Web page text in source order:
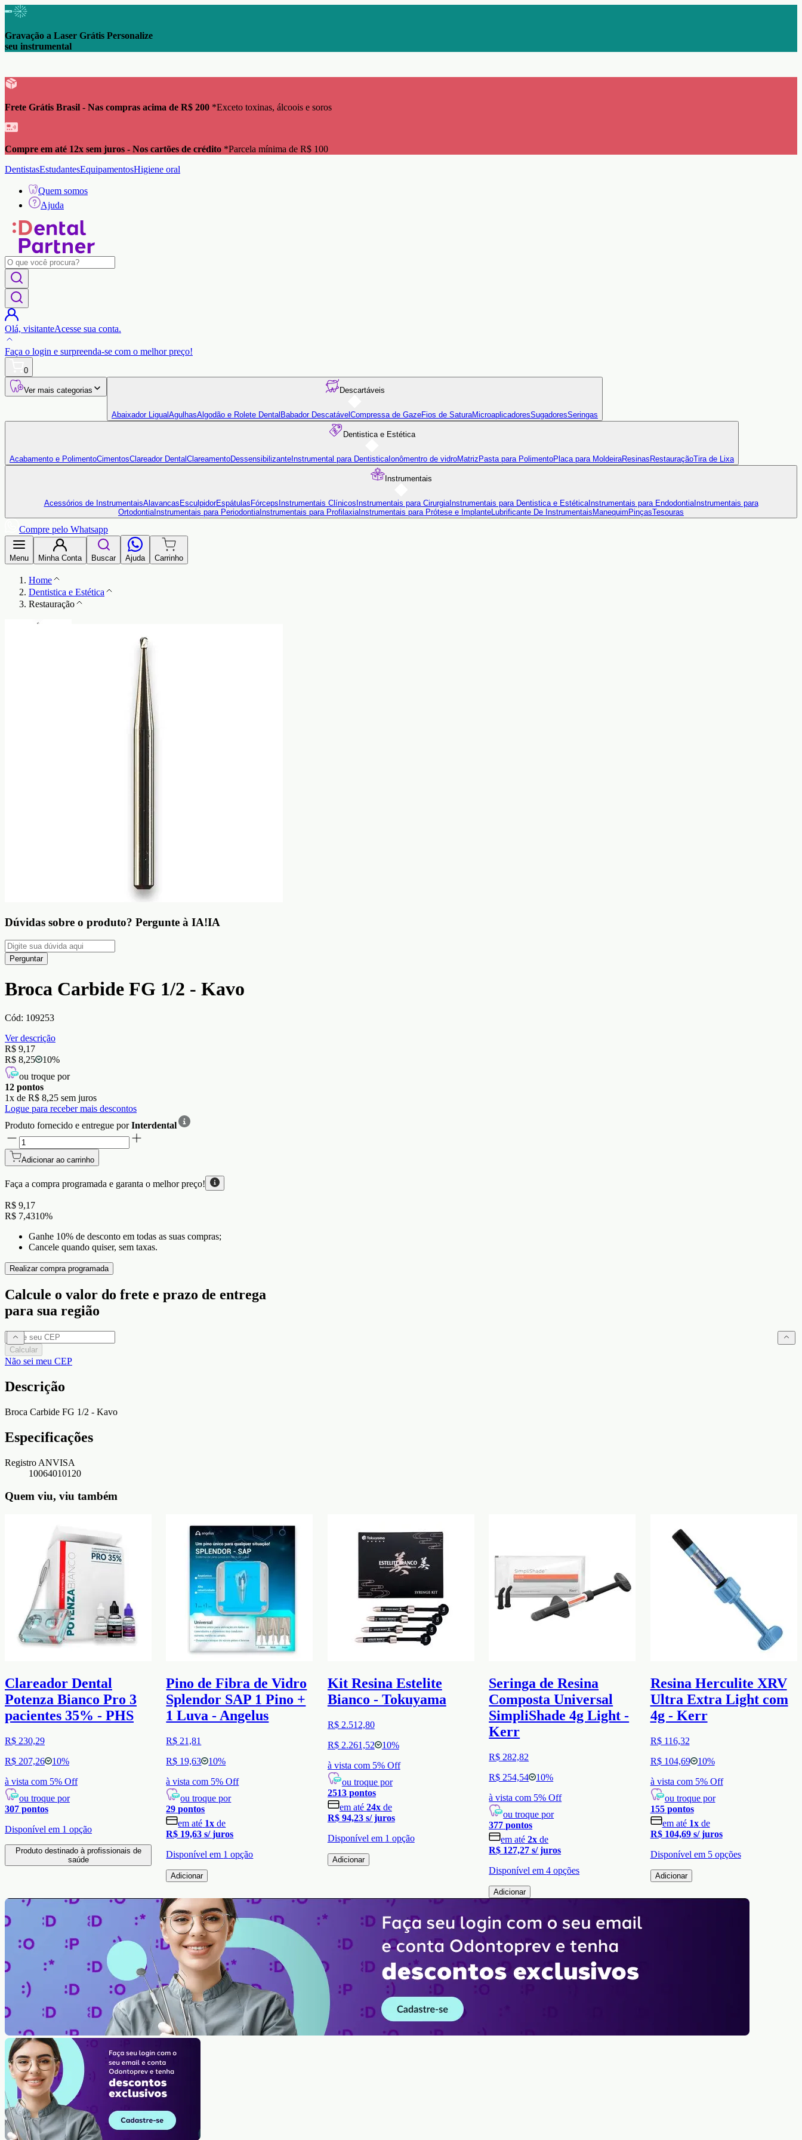
Gravação a Laser Grátis Personalize
seu instrumental
Frete Grátis Brasil - Nas compras acima de R$ 200 *Exceto toxinas, álcoois e soros
Compre em até 12x sem juros - Nos cartões de crédito *Parcela mínima de R$ 100
DentistasEstudantesEquipamentosHigiene oral
Quem somos
Ajuda
Olá, visitanteAcesse sua conta.
Faça o login e surpreenda-se com o melhor preço!
0
Ver mais categorias Descartáveis
Abaixador Ligual AgulhasAlgodão e Rolete Dental Babador Descatável Compressa de GazeFios de SaturaMicroaplicadoresSugadoresSeringas
Dentistica e Estética
Acabamento e PolimentoCimentosClareador Dental ClareamentoDessensibilizante Instrumental para Dentistica Ionômentro de vidroMatriz Pasta para PolimentoPlaca para MoldeiraResinas RestauraçãoTira de Lixa
Instrumentais
Acessórios de InstrumentaisAlavancas EsculpidorEspátulas Fórceps Instrumentais Clínicos Instrumentais para CirurgiaInstrumentais para Dentistica e EstéticaInstrumentais para EndodontiaInstrumentais para
Ortodontia Instrumentais para Periodontia Instrumentais para Profilaxia Instrumentais para Prótese e Implante Lubrificante De Instrumentais Manequim PinçasTesouras
Compre pelo Whatsapp
Menu Minha Conta Buscar Ajuda Carrinho
Home
Dentistica e Estética
Restauração
Dúvidas sobre o produto? Pergunte à IA!IA
Perguntar
Broca Carbide FG 1/2 - Kavo
Cód: 109253
Ver descrição
R$ 9,17
R$ 8,25
10%
ou troque por
12 pontos
1x de R$ 8,25 sem juros
Logue para receber mais descontos
Produto fornecido e entregue porInterdental
Adicionar ao carrinho
Faça a compra programada e garanta o melhor preço!
R$ 9,17
R$ 7,4310%
Ganhe 10% de desconto em todas as suas compras;
Cancele quando quiser, sem taxas.
Realizar compra programada
Calcule o valor do frete e prazo de entrega
para sua região
Calcular
Não sei meu CEP
Descrição
Broca Carbide FG 1/2 - Kavo
Especificações
Registro ANVISA
10064010120
Quem viu, viu também
Clareador Dental
Potenza Bianco Pro 3
pacientes 35% - PHS
R$ 230,29
R$ 207,26
10%
à vista com 5% Off
ou troque por
307 pontos
Disponível em 1 opção
Produto destinado à profissionais de
saúde
Pino de Fibra de Vidro
Splendor SAP 1 Pino +
1 Luva - Angelus
R$ 21,81
R$ 19,63
10%
à vista com 5% Off
ou troque por
29 pontos
em até 1x de
R$ 19,63 s/ juros
Disponível em 1 opção
Adicionar
Kit Resina Estelite
Bianco - Tokuyama
R$ 2.512,80
R$ 2.261,52
10%
à vista com 5% Off
ou troque por
2513pontos
em até 24x de
R$ 94,23 s/ juros
Disponível em 1 opção
Adicionar
Seringa de Resina
Composta Universal
SimpliShade 4g Light -
Kerr
R$ 282,82
R$ 254,54
10%
à vista com 5% Off
ou troque por
377 pontos
em até 2x de
R$ 127,27 s/ juros
Disponível em4 opções
Adicionar
Resina Herculite XRV
Ultra Extra Light com
4g - Kerr
R$ 116,32
R$ 104,69
10%
à vista com 5% Off
ou troque por
155pontos
em até 1x de
R$ 104,69 s/ juros
Disponível em 5 opções
Adicionar